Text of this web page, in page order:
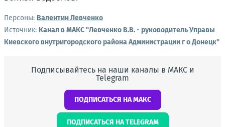
Персоны: Валентин Левченко
Источник: Канал в МАКС "Левченко В.В. - руководитель Управы
Киевского внутригородского района Администрации г о Донецк"
Подписывайтесь на наши каналы в МАКС и
Telegram
ПОДПИСАТЬСЯ НА МАКС
ПОДПИСАТЬСЯ НА TELEGRAM